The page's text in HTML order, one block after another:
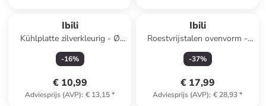
Ibili
Kühlplatte zilverkleurig - Ø
9,5 cm
-16%
€ 10,99
Adviesprijs (AVP): € 13,15*
Ibili
Roestvrijstalen ovenvorm -
(B)41,5 x (H)6,2 x (D)29,4 cm
-37%
€ 17,99
Adviesprijs (AVP): € 28,93*